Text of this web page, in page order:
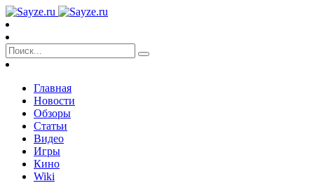
Главная
Новости
Обзоры
Статьи
Видео
Игры
Кино
Wiki